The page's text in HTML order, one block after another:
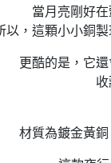
當月亮剛好
以，這顆小小銅
更酷的是，它
材質為鍍金黃